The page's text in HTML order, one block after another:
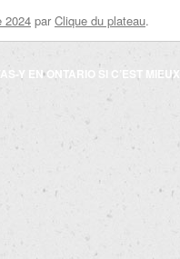
2024 par Clique du plateau.
Y EN ONTARIO SI C’EST MIEUX!